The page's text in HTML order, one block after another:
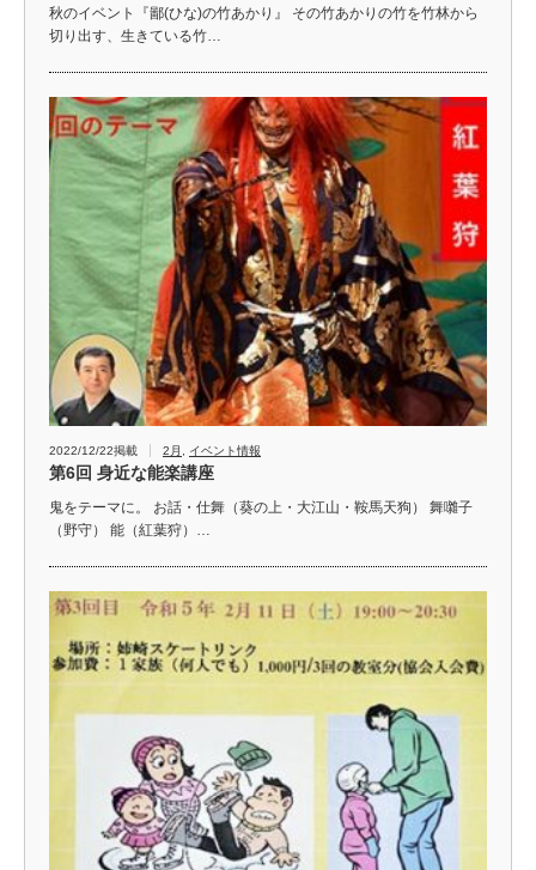
秋のイベント『鄙(ひな)の竹あかり』 その竹あかりの竹を竹林から
切り出す、生きている竹…
2022/12/22掲載 2月 イベント情報
第6回 身近な能楽講座
鬼をテーマに。 お話・仕舞（葵の上・大江山・鞍馬天狗） 舞囃子
（野守） 能（紅葉狩）…